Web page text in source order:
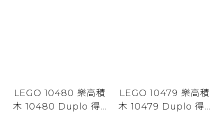
LEGO 10480 樂高積
木 10480 Duplo 得...
LEGO 10479 樂高積
木 10479 Duplo 得...